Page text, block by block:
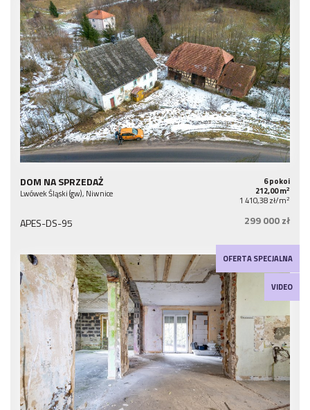
DOM NA SPRZEDAŻ
Lwówek Śląski (gw), Niwnice
6 pokoi
212,00 m2
1 410,38 zł/m2
APES-DS-95 299 000 zł
OFERTA SPECJALNA
VIDEO